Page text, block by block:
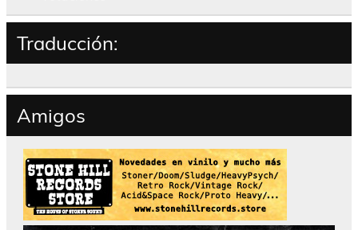
Traducción:
Amigos